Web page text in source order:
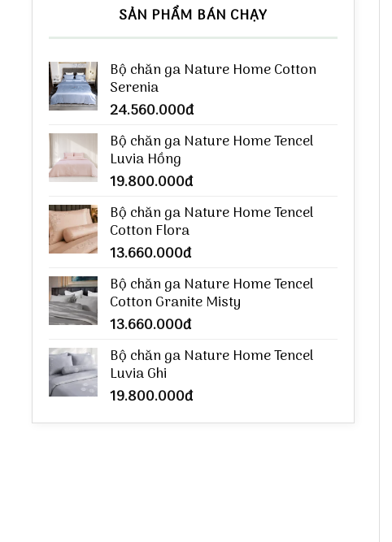
SẢN PHẨM BÁN CHẠY
Bộ chăn ga Nature Home Cotton
Serenia
24.560.000đ
Bộ chăn ga Nature Home Tencel
Luvia Hồng
19.800.000đ
Bộ chăn ga Nature Home Tencel
Cotton Flora
13.660.000đ
Bộ chăn ga Nature Home Tencel
Cotton Granite Misty
13.660.000đ
Bộ chăn ga Nature Home Tencel
Luvia Ghi
19.800.000đ